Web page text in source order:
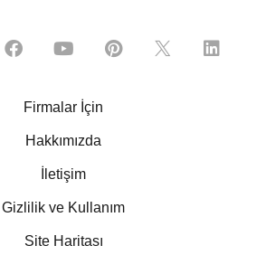
Firmalar İçin
Hakkımızda
İletişim
Gizlilik ve Kullanım
Site Haritası